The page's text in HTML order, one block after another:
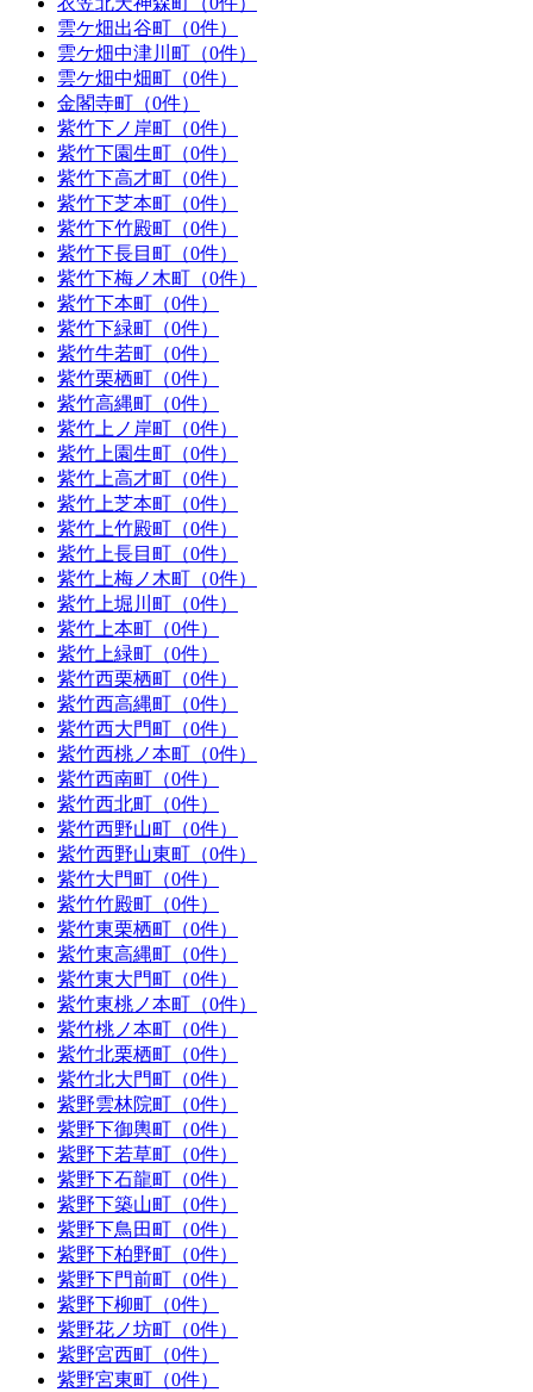
雲ケ畑出谷町（0件）
雲ケ畑中津川町（0件）
雲ケ畑中畑町（0件）
金閣寺町（0件）
紫竹下ノ岸町（0件）
紫竹下園生町（0件）
紫竹下高才町（0件）
紫竹下芝本町（0件）
紫竹下竹殿町（0件）
紫竹下長目町（0件）
紫竹下梅ノ木町（0件）
紫竹下本町（0件）
紫竹下緑町（0件）
紫竹牛若町（0件）
紫竹栗栖町（0件）
紫竹高縄町（0件）
紫竹上ノ岸町（0件）
紫竹上園生町（0件）
紫竹上高才町（0件）
紫竹上芝本町（0件）
紫竹上竹殿町（0件）
紫竹上長目町（0件）
紫竹上梅ノ木町（0件）
紫竹上堀川町（0件）
紫竹上本町（0件）
紫竹上緑町（0件）
紫竹西栗栖町（0件）
紫竹西高縄町（0件）
紫竹西大門町（0件）
紫竹西桃ノ本町（0件）
紫竹西南町（0件）
紫竹西北町（0件）
紫竹西野山町（0件）
紫竹西野山東町（0件）
紫竹大門町（0件）
紫竹竹殿町（0件）
紫竹東栗栖町（0件）
紫竹東高縄町（0件）
紫竹東大門町（0件）
紫竹東桃ノ本町（0件）
紫竹桃ノ本町（0件）
紫竹北栗栖町（0件）
紫竹北大門町（0件）
紫野雲林院町（0件）
紫野下御輿町（0件）
紫野下若草町（0件）
紫野下石龍町（0件）
紫野下築山町（0件）
紫野下鳥田町（0件）
紫野下柏野町（0件）
紫野下門前町（0件）
紫野下柳町（0件）
紫野花ノ坊町（0件）
紫野宮西町（0件）
紫野宮東町（0件）